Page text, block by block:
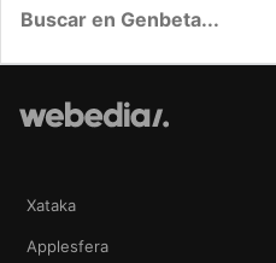
Xataka
Applesfera